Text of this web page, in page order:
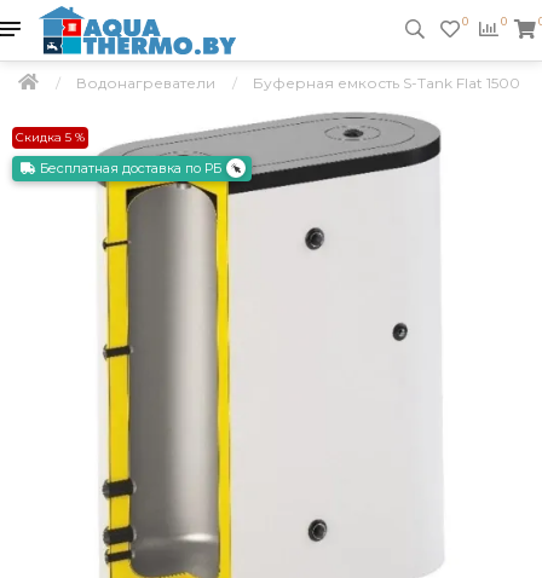
0 0
Водонагреватели Буферная емкость S-Tank Flat 1500
Скидка 5 %
Бесплатная доставка по РБ